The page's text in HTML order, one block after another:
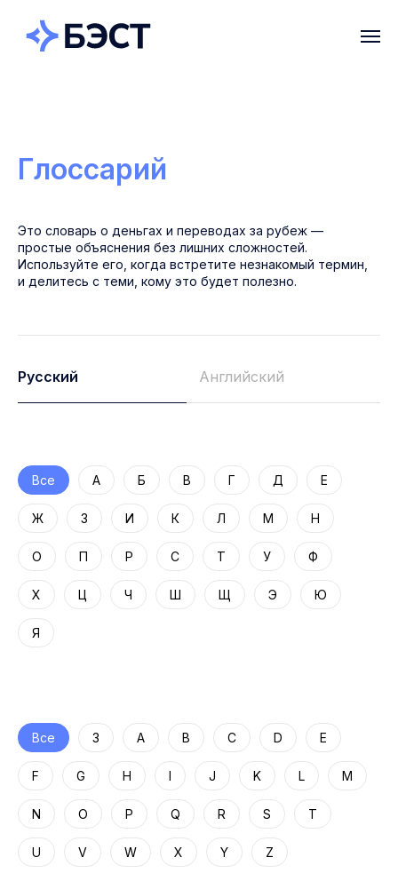
Глоссарий
Это словарь о деньгах и переводах за рубеж —
простые объяснения без лишних сложностей.
Используйте его, когда встретите незнакомый термин,
и делитесь с теми, кому это будет полезно.
Русский Английский
Все А Б В Г Д Е
Ж З И К Л М Н
О П Р С Т У Ф
Х Ц Ч Ш Щ Э Ю
Я
Все 3 A B C D E
F G H I J K L M
N O P Q R S T
U V W X Y Z